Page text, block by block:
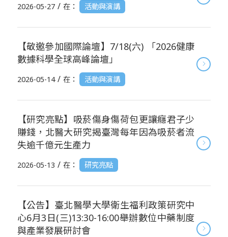
2026-05-27 / 在： 活動與演講
【敬邀參加國際論壇】7/18(六) 「2026健康
數據科學全球高峰論壇」
2026-05-14 / 在： 活動與演講
【研究亮點】吸菸傷身傷荷包更讓癮君子少
賺錢，北醫大研究揭臺灣每年因為吸菸者流
失逾千億元生產力
2026-05-13 / 在： 研究亮點
【公告】臺北醫學大學衛生福利政策研究中
心6月3日(三)13:30-16:00舉辦數位中藥制度
與產業發展研討會